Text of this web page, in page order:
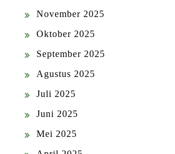
November 2025
Oktober 2025
September 2025
Agustus 2025
Juli 2025
Juni 2025
Mei 2025